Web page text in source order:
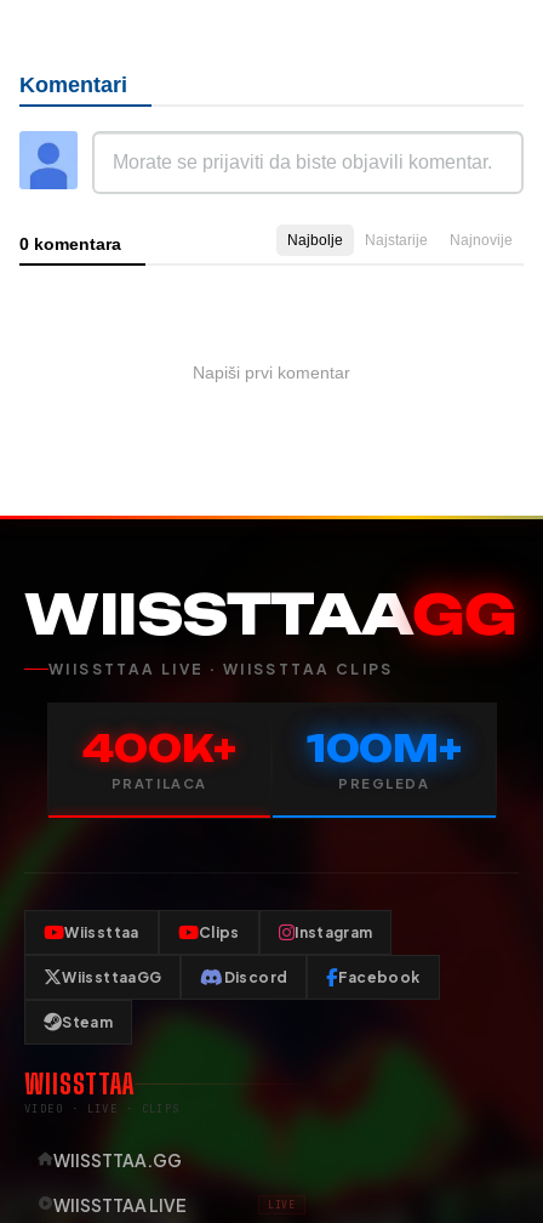
Komentari
0 komentara Najbolje Najstarije Najnovije
Napiši prvi komentar
WIISSTTAAGG
WIISSTTAA LIVE · WIISSTTAA CLIPS
400K+
PRATILACA
100M+
PREGLEDA
Wiissttaa Clips Instagram
WiissttaaGG Discord Facebook
Steam
WIISSTTAA
VIDEO · LIVE · CLIPS
WIISSTTAA.GG
WIISSTTAA LIVE LIVE